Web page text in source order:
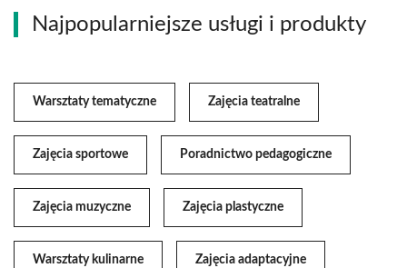
Najpopularniejsze usługi i produkty
Warsztaty tematyczne Zajęcia teatralne
Zajęcia sportowe Poradnictwo pedagogiczne
Zajęcia muzyczne Zajęcia plastyczne
Warsztaty kulinarne Zajęcia adaptacyjne